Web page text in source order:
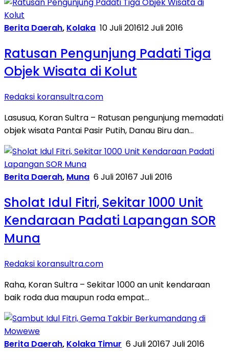
Berita Daerah, Kolaka 10 Juli 201612 Juli 2016
Ratusan Pengunjung Padati Tiga
Objek Wisata di Kolut
Redaksi koransultra.com
Lasusua, Koran Sultra – Ratusan pengunjung memadati
objek wisata Pantai Pasir Putih, Danau Biru dan…
Berita Daerah, Muna 6 Juli 20167 Juli 2016
Sholat Idul Fitri, Sekitar 1000 Unit
Kendaraan Padati Lapangan SOR
Muna
Redaksi koransultra.com
Raha, Koran Sultra – Sekitar 1000 an unit kendaraan
baik roda dua maupun roda empat…
Berita Daerah, Kolaka Timur 6 Juli 20167 Juli 2016